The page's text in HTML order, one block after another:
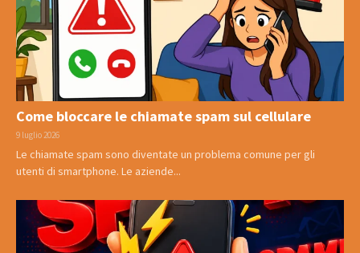
Come bloccare le chiamate spam sul cellulare
9 luglio 2026
Le chiamate spam sono diventate un problema comune per gli
utenti di smartphone. Le aziende...